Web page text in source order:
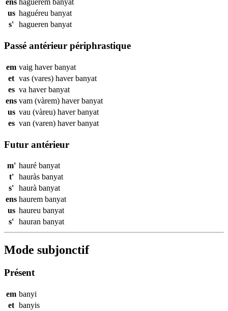
ens haguérem banyat
us haguéreu banyat
s' hagueren banyat
Passé antérieur périphrastique
em vaig haverbanyat
et vas (vares) haverbanyat
es va haverbanyat
ens vam (vàrem) haverbanyat
us vau (vàreu) haverbanyat
es van (varen) haverbanyat
Futur antérieur
m' hauré banyat
t'
hauràs banyat
s' haurà banyat
ens haurem banyat
us haureu banyat
s' hauran banyat
Mode subjonctif
Présent
em banyi
et banyis